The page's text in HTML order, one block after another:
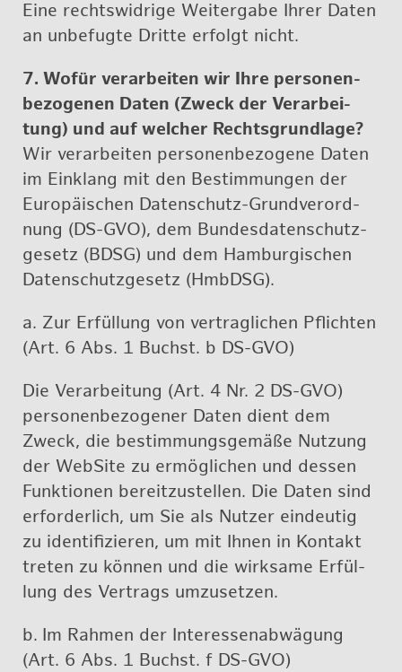
Eine rechts­wid­ri­ge Wei­ter­ga­be Ih­rer Da­ten
an un­be­fug­te Drit­te er­folgt nicht.
7. Wofür ver­ar­bei­ten wir Ihre per­so­nen­
be­zo­ge­nen Daten (Zweck der Ver­ar­bei­
tung) und auf wel­cher Rechts­grund­la­ge?
Wir ver­ar­bei­ten per­so­nen­be­zo­ge­ne Daten
im Ein­klang mit den Be­stim­mun­gen der
Eu­ro­päi­schen Da­ten­schutz-Grund­ver­ord­
nung (DS-GVO), dem Bun­des­da­ten­schutz­
ge­setz (BDSG) und dem Ham­bur­gi­schen
Da­ten­schutz­ge­setz (Hmb­DSG).
a. Zur Er­fül­lung von ver­trag­li­chen Pflich­ten
(Art. 6 Abs. 1 Buchst. b DS-GVO)
Die Ver­ar­bei­tung (Art. 4 Nr. 2 DS-GVO)
per­so­nen­be­zo­ge­ner Daten dient dem
Zweck, die be­stim­mungs­ge­mä­ße Nut­zung
der Web­Site zu er­mög­li­chen und des­sen
Funk­tio­nen be­reit­zu­stel­len. Die Daten sind
er­for­der­lich, um Sie als Nut­zer ein­deu­tig
zu iden­ti­fi­zie­ren, um mit Ihnen in Kon­takt
tre­ten zu kön­nen und die wirk­sa­me Er­fül­
lung des Ver­trags um­zu­set­zen.
b. Im Rah­men der In­ter­es­sen­ab­wä­gung
(Art. 6 Abs. 1 Buchst. f DS-GVO)